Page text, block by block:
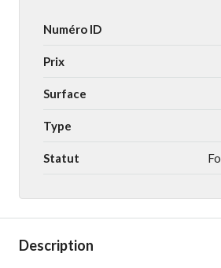
Numéro ID
Prix
Surface
Type
Statut
Description